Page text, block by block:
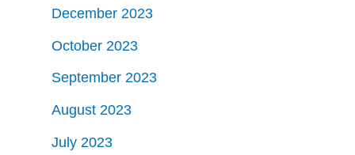
December 2023
October 2023
September 2023
August 2023
July 2023